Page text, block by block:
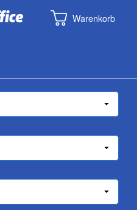
Warenkorb